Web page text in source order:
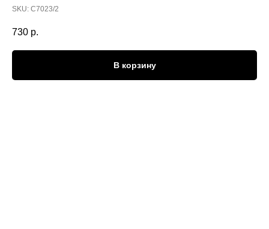
SKU: С7023/2
730 р.
В корзину